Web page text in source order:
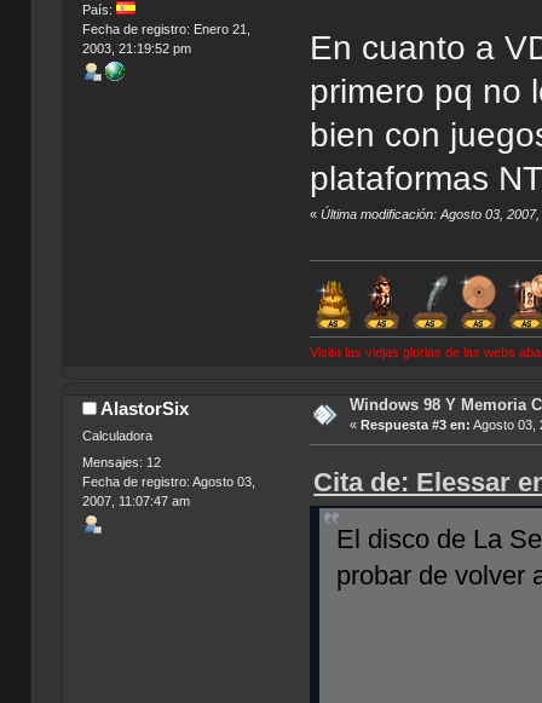
País:
Fecha de registro: Enero 21,
2003, 21:19:52 pm
En cuanto a
primero pq no
bien con
plataformas
«Última modificación: Agosto 03,
Visita las viejas glorias de las webs
AlastorSix
Calculadora
Mensajes: 12
Fecha de registro: Agosto 03,
2007, 11:07:47 am
Windows 98 Y Memoria
« Respuesta #3 en: Agosto 03,
Cita de: Elessar
El disco de La
probar de volver